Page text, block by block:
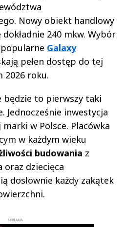
Nowy obiekt handlowy
240 mkw. Wybór
Galaxy
pełen dostęp do tej
2026 roku.
będzie to pierwszy taki
Jednocześnie inwestycja
w Polsce. Placówka
w każdym wieku
budowania z
oraz dziecięca
dosłownie każdy zakątek
REKLAMA